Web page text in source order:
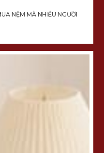
NỆM MÀ NHIỀU NGƯỜI